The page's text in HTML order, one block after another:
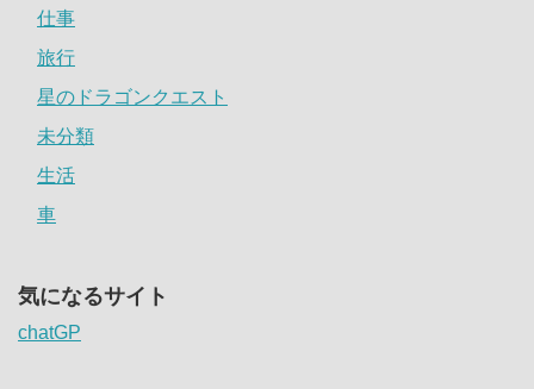
仕事
旅行
星のドラゴンクエスト
未分類
生活
車
気になるサイト
chatGP